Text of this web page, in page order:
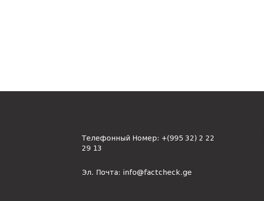
Телефонный Номер: +(995 32) 2 22
29 13
Эл. Почта: info@factcheck.ge